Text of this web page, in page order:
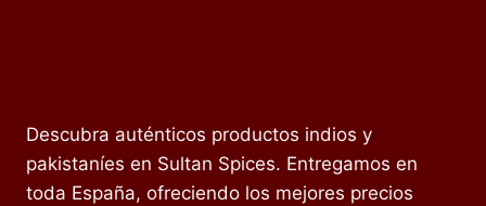
Descubra auténticos productos indios y
pakistaníes en Sultan Spices. Entregamos en
toda España, ofreciendo los mejores precios